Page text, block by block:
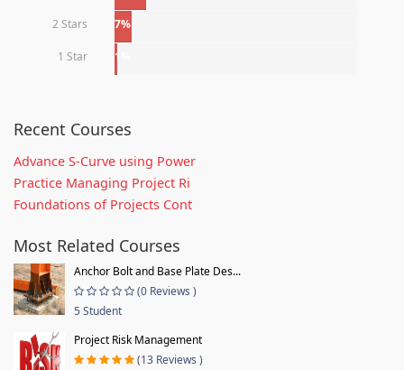
2 Stars 7%
1 Star 1%
Recent Courses
Advance S-Curve using Power
Practice Managing Project Ri
Foundations of Projects Cont
Most Related Courses
Anchor Bolt and Base Plate Des...
(0 Reviews )
5 Student
Project Risk Management
(13 Reviews )